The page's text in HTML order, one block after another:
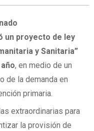
un proyecto de ley
y Sanitaria”
, en medio de un
de la demanda en
primaria.
extraordinarias para
la provisión de